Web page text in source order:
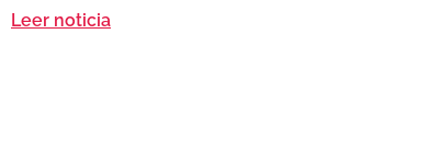
Leer noticia